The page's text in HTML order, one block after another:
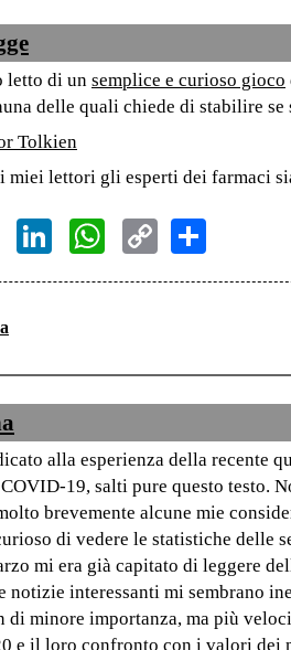
letto di un semplice e curioso gioco
delle quali chiede di stabilire
miei lettori gli esperti dei farmaci
Telegram
LinkedInWhatsApp
Copy
Link
alla esperienza della recente
19, salti pure questo testo.
brevemente alcune mie
di vedere le statistiche delle
mi era già capitato di leggere
notizie interessanti mi sembrano
di minore importanza, ma più
e il loro confronto con i valori dei